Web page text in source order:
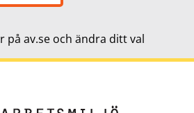
på av.se och ändra ditt val